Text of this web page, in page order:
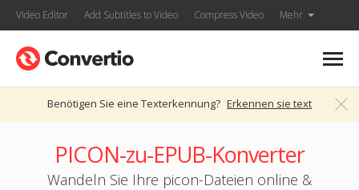
Video Editor Add Subtitles to Video Compress Video Mehr
Benötigen Sie eine Texterkennung? Erkennen sie text
PICON-zu-EPUB-Konverter
Wandeln Sie Ihre picon-Dateien online &